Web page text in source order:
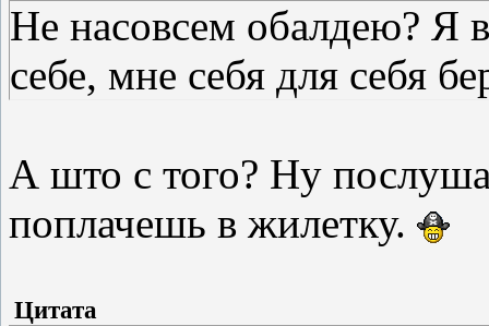
Не насовсем обалдею? Я
себе, мне себя для себя
А што с того? Ну
поплачешь в жилетку.
Цитата